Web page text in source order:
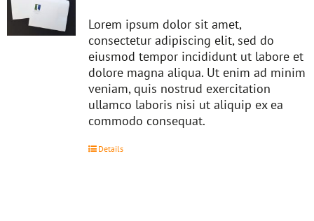
Lorem ipsum dolor sit amet,
consectetur adipiscing elit, sed do
eiusmod tempor incididunt ut labore et
dolore magna aliqua. Ut enim ad minim
veniam, quis nostrud exercitation
ullamco laboris nisi ut aliquip ex ea
commodo consequat.
Details